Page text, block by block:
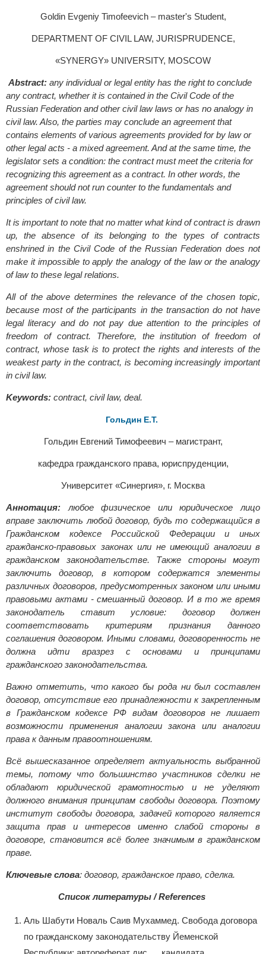
Goldin Evgeniy Timofeevich – master's Student,
DEPARTMENT OF CIVIL LAW, JURISPRUDENCE,
«SYNERGY» UNIVERSITY, MOSCOW
Abstract: any individual or legal entity has the right to conclude
any contract, whether it is contained in the Civil Code of the
Russian Federation and other civil law laws or has no analogy in
civil law. Also, the parties may conclude an agreement that
contains elements of various agreements provided for by law or
other legal acts - a mixed agreement. And at the same time, the
legislator sets a condition: the contract must meet the criteria for
recognizing this agreement as a contract. In other words, the
agreement should not run counter to the fundamentals and
principles of civil law.
It is important to note that no matter what kind of contract is drawn
up, the absence of its belonging to the types of contracts
enshrined in the Civil Code of the Russian Federation does not
make it impossible to apply the analogy of the law or the analogy
of law to these legal relations.
All of the above determines the relevance of the chosen topic,
because most of the participants in the transaction do not have
legal literacy and do not pay due attention to the principles of
freedom of contract. Therefore, the institution of freedom of
contract, whose task is to protect the rights and interests of the
weakest party in the contract, is becoming increasingly important
in civil law.
Keywords: contract, civil law, deal.
Гольдин Е.Т.
Гольдин Евгений Тимофеевич – магистрант,
кафедра гражданского права, юриспруденции,
Университет «Синергия», г. Москва
Аннотация: любое физическое или юридическое лицо
вправе заключить любой договор, будь то содержащийся в
Гражданском кодексе Российской Федерации и иных
гражданско-правовых законах или не имеющий аналогии в
гражданском законодательстве. Также стороны могут
заключить договор, в котором содержатся элементы
различных договоров, предусмотренных законом или иными
правовыми актами - смешанный договор. И в то же время
законодатель ставит условие: договор должен
соответствовать критериям признания данного
соглашения договором. Иными словами, договоренность не
должна идти вразрез с основами и принципами
гражданского законодательства.
Важно отметить, что какого бы рода ни был составлен
договор, отсутствие его принадлежности к закрепленным
в Гражданском кодексе РФ видам договоров не лишает
возможности применения аналогии закона или аналогии
права к данным правоотношениям.
Всё вышесказанное определяет актуальность выбранной
темы, потому что большинство участников сделки не
обладают юридической грамотностью и не уделяют
должного внимания принципам свободы договора. Поэтому
институт свободы договора, задачей которого является
защита прав и интересов именно слабой стороны в
договоре, становится всё более значимым в гражданском
праве.
Ключевые слова: договор, гражданское право, сделка.
Список литературы / References
Аль Шабути Новаль Саив Мухаммед. Свобода договора
по гражданскому законодательству Йеменской